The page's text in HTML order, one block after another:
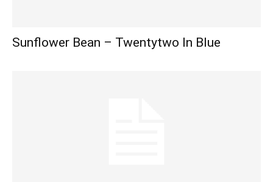
Sunflower Bean – Twentytwo In Blue